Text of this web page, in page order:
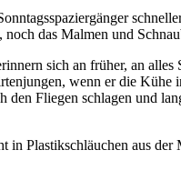
das Malmen und
sich an früher, an
wenn er die Kühe
den Fliegen schlagen und
in Plastikschläuchen aus